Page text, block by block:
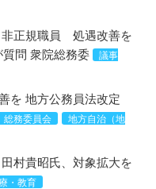
正規職員 処遇改善を
問 衆院総務委
議事
を 地方公務員法改定
総務委員会
地方自治（地
村貴昭氏、対象拡大を
・教育